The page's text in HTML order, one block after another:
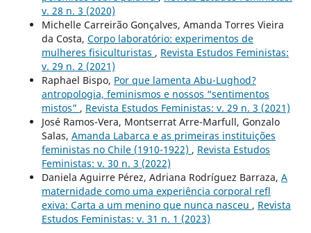
v. 28 n. 3 (2020)
Michelle Carreirão Gonçalves, Amanda Torres Vieira
da Costa, Corpo laboratório: experimentos de
mulheres fisiculturistas , Revista Estudos Feministas:
v. 29 n. 2 (2021)
Raphael Bispo, Por que lamenta Abu-Lughod?
antropologia, feminismos e nossos “sentimentos
mistos” , Revista Estudos Feministas: v. 29 n. 3 (2021)
José Ramos-Vera, Montserrat Arre-Marfull, Gonzalo
Salas, Amanda Labarca e as primeiras instituições
feministas no Chile (1910-1922) , Revista Estudos
Feministas: v. 30 n. 3 (2022)
Daniela Aguirre Pérez, Adriana Rodríguez Barraza, A
maternidade como uma experiência corporal refl
exiva: Carta a um menino que nunca nasceu , Revista
Estudos Feministas: v. 31 n. 1 (2023)